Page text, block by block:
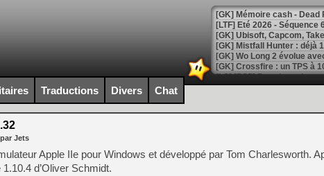
[LTF] Eté 2026 - Séquence
[GK] Mistfall Hunter : déjà
[GK] Wo Long 2 évolue
[GK] Crossfire : un TPS à
[LS] [PS5] Premiers
[Mo5] DOOM arrive en
[GK] Bethesda fête les 30
[GK] Roblox : l'action en
Traductions Divers Chat
par Jets
Apple IIe pour Windows et développé par Tom Charlesworth.
d’Oliver Schmidt.